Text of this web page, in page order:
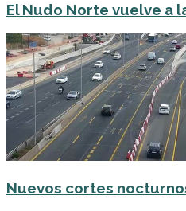
El Nudo Norte vuelve a
Nuevos cortes